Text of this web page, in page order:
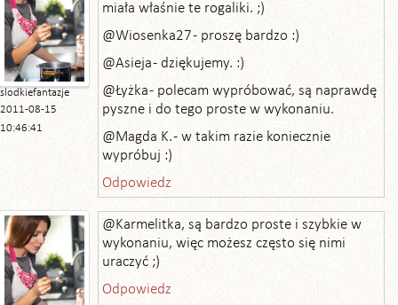
slodkiefantazje
2011-08-15
10:46:41
miała właśnie te rogaliki. ;)
@Wiosenka27 - proszę bardzo :)
@Asieja - dziękujemy. :)
@Łyżka - polecam wypróbować, są naprawdę
pyszne i do tego proste w wykonaniu.
@Magda K. - w takim razie koniecznie
wypróbuj :)
Odpowiedz
@Karmelitka, są bardzo proste i szybkie w
wykonaniu, więc możesz często się nimi
uraczyć ;)
Odpowiedz